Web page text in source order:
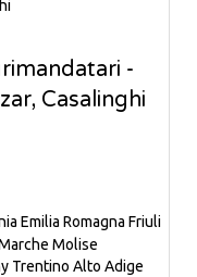
-
Casalinghi
Emilia Romagna Friuli
Molise
Trentino Alto Adige